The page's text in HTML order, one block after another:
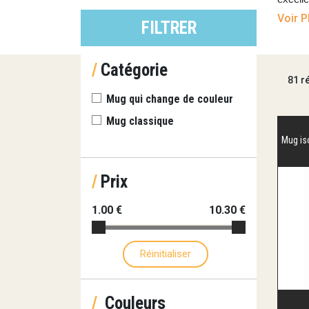
Grâce
sur
soit
de
sur le
Un
Dans
de
Voir
FILTRER
/ Catégorie
Mug qui change de couleur
Mug classique
/ Prix
1.00 € 10.30 €
Réinitialiser
/ Couleurs
81
Mug